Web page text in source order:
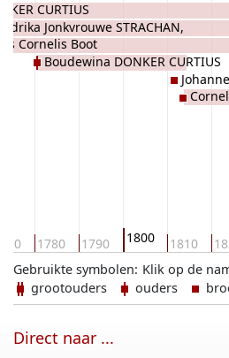
1780 1790 1800 1810
CURTIUS
Jonkvrouwe STRACHAN,
Cornelis Boot
Boudewina DONKER CURTIUS
Klik op de
Gebruikte symbolen:
grootouders
ouders
Direct naar ...